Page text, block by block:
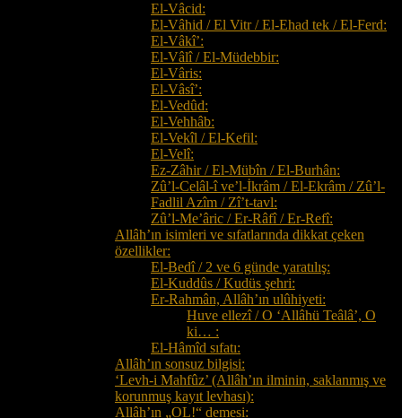
El-Vâcid:
El-Vâhid / El Vitr / El-Ehad tek / El-Ferd:
El-Vâkî’:
El-Vâlî / El-Müdebbir:
El-Vâris:
El-Vâsî’:
El-Vedûd:
El-Vehhâb:
El-Vekîl / El-Kefil:
El-Velî:
Ez-Zâhir / El-Mübîn / El-Burhân:
Zû’l-Celâl-î ve’l-İkrâm / El-Ekrâm / Zû’l-
Fadlil Azîm / Zî’t-tavl:
Zû’l-Me’âric / Er-Râfî / Er-Refî:
Allâh’ın isimleri ve sıfatlarında dikkat çeken
özellikler:
El-Bedî / 2 ve 6 günde yaratılış:
El-Kuddûs / Kudüs şehri:
Er-Rahmân, Allâh’ın ulûhiyeti:
Huve ellezî / O ‘Allâhü Teâlâ’, O
ki… :
El-Hâmîd sıfatı:
Allâh’ın sonsuz bilgisi:
‘Levh-i Mahfûz’ (Allâh’ın ilminin, saklanmış ve
korunmuş kayıt levhası):
Allâh’ın „OL!“ demesi: